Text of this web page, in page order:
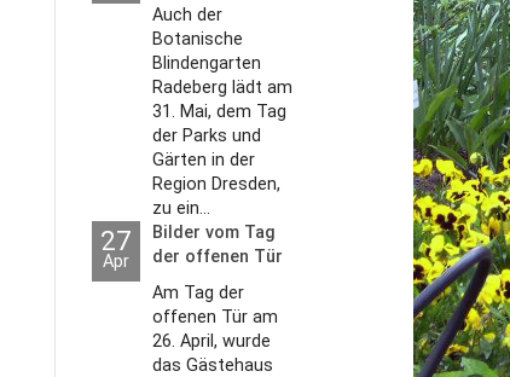
Auch der
Botanische
Blindengarten
Radeberg lädt am
31. Mai, dem Tag
der Parks und
Gärten in der
Region Dresden,
zu ein...
27
Apr
Bilder vom Tag
der offenen Tür
2026
Am Tag der
offenen Tür am
26. April, wurde
das Gästehaus